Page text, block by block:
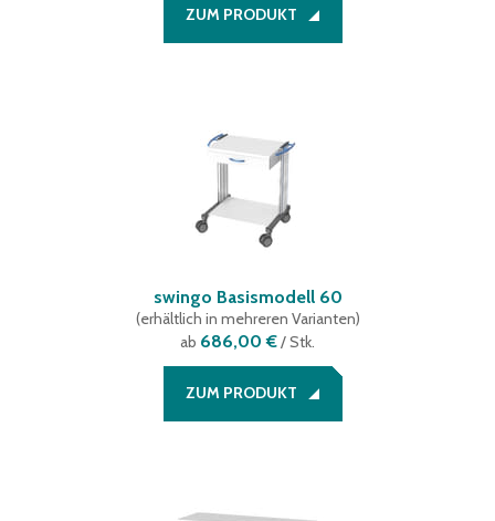
ZUM PRODUKT
swingo Basismodell 60
(erhältlich in mehreren Varianten)
ab 686,00 €/ Stk.
ZUM PRODUKT